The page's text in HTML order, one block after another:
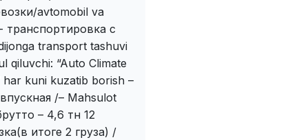
avtomobil va
с
transport tashuvi
qiluvchi: “Auto Climate
kuni kuzatib borish –
/– Mahsulot
– 4,6 тн 12
итоге 2 груза) /